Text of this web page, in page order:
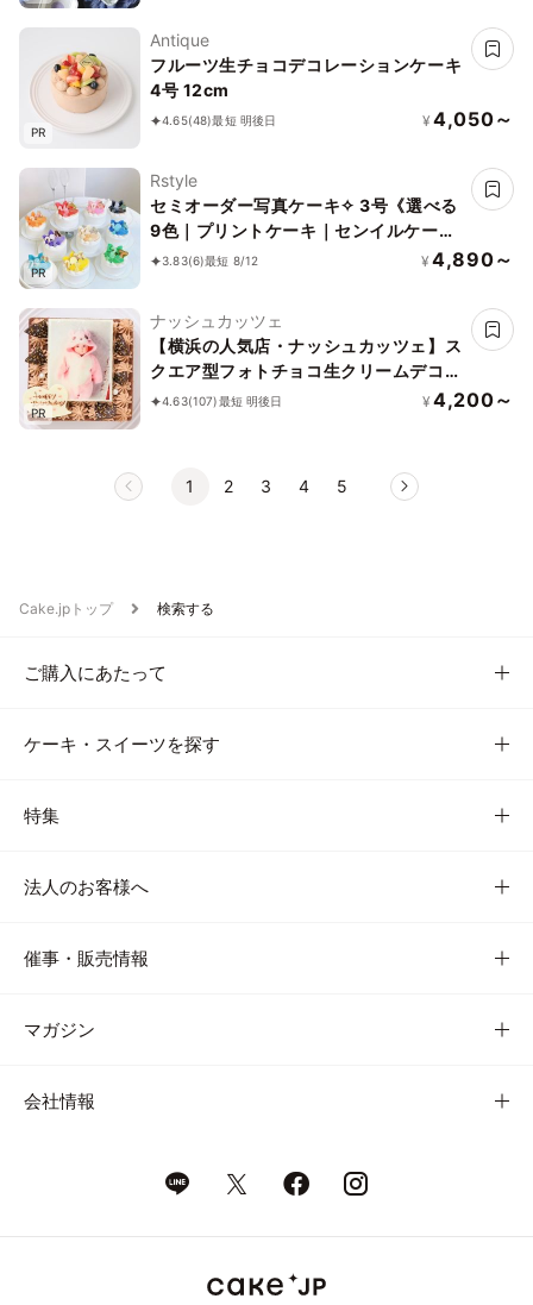
PR
Antique
フルーツ生チョコデコレーションケーキ
4号 12cm
4.65(48)最短 明後日 ¥ 4,050～
PR
Rstyle
セミオーダー写真ケーキ✧ 3号《選べる
9色｜プリントケーキ｜センイルケーキ
｜リボン｜薔薇｜お好きなお写真と数字
3.83(6)最短 8/12 ¥ 4,890～
PR
ナッシュカッツェ
【横浜の人気店・ナッシュカッツェ】ス
クエア型フォトチョコ生クリームデコレ
ーションケーキ 11cm
4.63(107)最短 明後日 ¥ 4,200～
1 2 3 4 5
Cake.jpトップ 検索する
ご購入にあたって
ケーキ・スイーツを探す
特集
法人のお客様へ
催事・販売情報
マガジン
会社情報